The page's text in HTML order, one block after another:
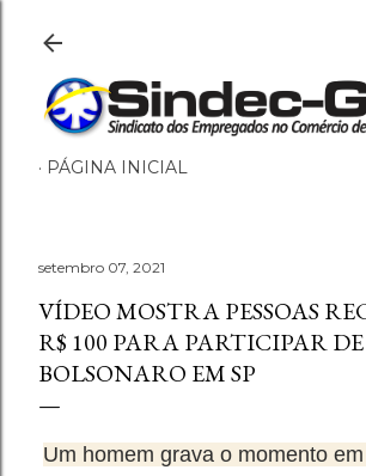
Pular
PÁGINA INICIAL
setembro 07, 2021
VÍDEO MOSTRA PESSOAS
R$ 100 PARA PARTICIPAR
BOLSONARO EM SP
Um homem grava o momento